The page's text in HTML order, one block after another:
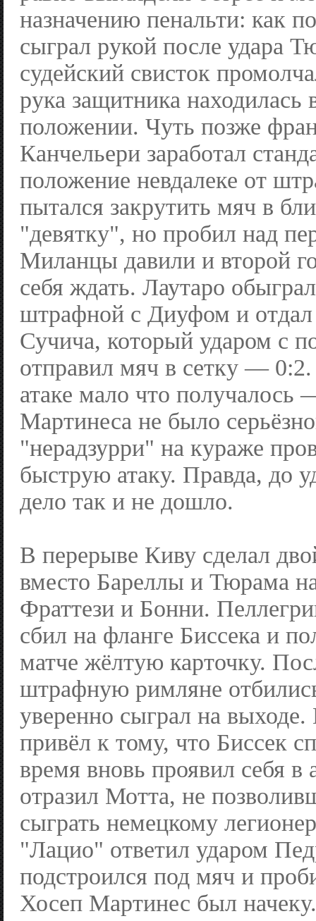
назначению пенальти: как
сыграл рукой после удара
судейский свисток
рука защитника находилась
положении. Чуть позже
Канчельери заработал
положение невдалеке от
пытался закрутить мяч в
"девятку", но пробил над
Миланцы давили и второй
себя ждать. Лаутаро
штрафной с Диуфом и отдал
Сучича, который ударом с
отправил мяч в сетку —
атаке мало что получалось
Мартинеса не было
"нерадзурри" на кураже
быструю атаку. Правда, до
дело так и не дошло.
В перерыве Киву сделал
вместо Бареллы и Тюрама
Фраттези и Бонни.
сбил на фланге Биссека и
матче жёлтую карточку.
штрафную римляне
уверенно сыграл на выходе.
привёл к тому, что Биссек
время вновь проявил себя в
отразил Мотта, не
сыграть немецкому
"Лацио" ответил ударом
подстроился под мяч и
Хосеп Мартинес был